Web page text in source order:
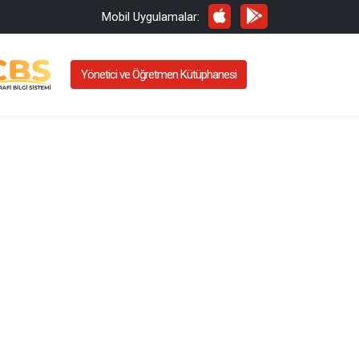
Mobil Uygulamalar:
Yönetici ve Öğretmen Kütüphanesi